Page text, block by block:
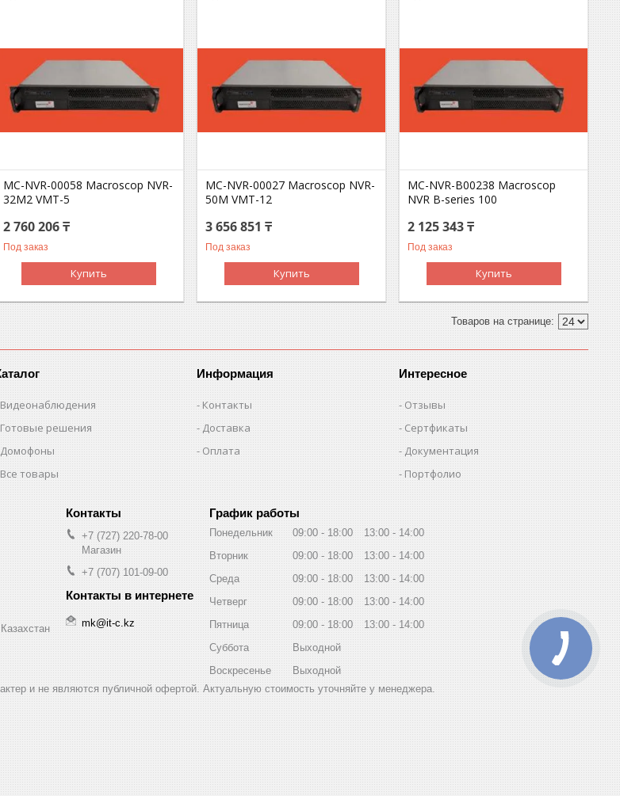
MC-NVR-00058 Macroscop NVR-
32M2 VMT-5
2 760 206 ₸
Под заказ
Купить
MC-NVR-00027 Macroscop NVR-
50M VMT-12
3 656 851 ₸
Под заказ
Купить
MC-NVR-B00238 Macroscop
NVR B-series 100
2 125 343 ₸
Под заказ
Купить
Видеонаблюдения
Готовые решения
Домофоны
Все товары
Информация
Контакты
Доставка
Оплата
Интересное
Отзывы
Сертфикаты
Документация
Портфолио
+7 (727) 220-78-00
Магазин
+7 (707) 101-09-00
mk@it-c.kz
График работы
Понедельник 09:00 18:00 13:00
14:00
Вторник
09:00 18:00 13:00
14:00
Среда
09:00 18:00 13:00
14:00
Четверг
09:00 18:00 13:00
14:00
Пятница
09:00 18:00 13:00
14:00
Суббота
Выходной
Воскресенье
Выходной
и не являются публичной офертой. Актуальную стоимость уточняйте у менеджера.